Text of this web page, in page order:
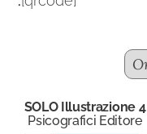
SOLO Illustrazione 4
Psicografici Editore